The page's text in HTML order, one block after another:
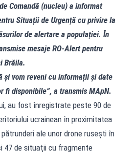
Comandă (nucleu) a informat
Situații de Urgență cu privire la
de alertare a populației. În
mesaje RO-Alert pentru
Brăila.
și vom reveni cu informații și date
fi disponibile”, a transmis MApN.
au fost înregistrate peste 90 de
ucrainean în proximitatea
ale unor drone ruseşti în
47 de situaţii cu fragmente